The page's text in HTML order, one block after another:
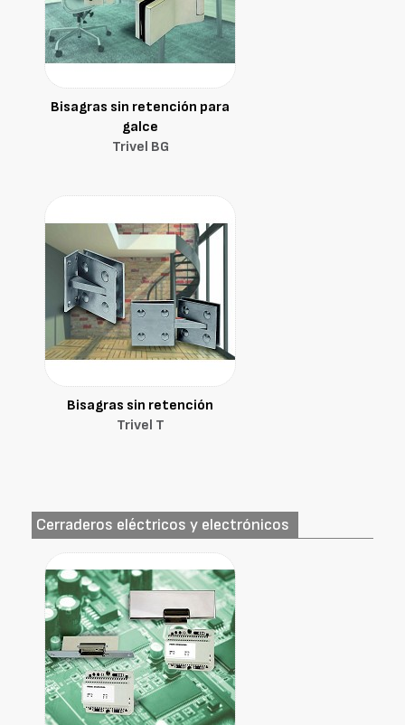
Bisagras sin retención para
galce
Trivel BG
Bisagras sin retención
Trivel T
Cerraderos eléctricos y electrónicos